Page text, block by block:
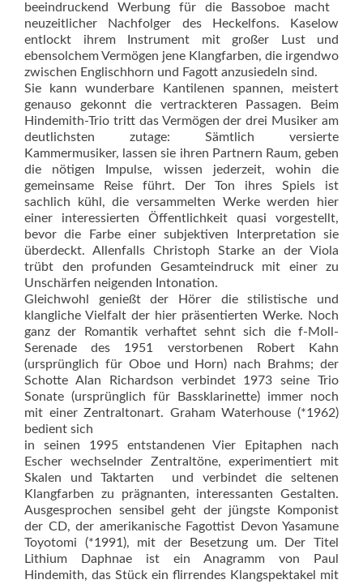
beeindruckend Werbung für die Bassoboe macht 
neuzeitlicher Nachfolger des Heckelfons. Kaselow
entlockt ihrem Instrument mit großer Lust und
ebensolchem Vermögen jene Klangfarben, die irgendwo
zwischen Englischhorn und Fagott anzusiedeln sind.
Sie kann wunderbare Kantilenen spannen, meistert
genauso gekonnt die vertrackteren Passagen. Beim
Hindemith-Trio tritt das Vermögen der drei Musiker am
deutlichsten zutage: Sämtlich versierte
Kammermusiker, lassen sie ihren Partnern Raum, geben
die nötigen Impulse, wissen jederzeit, wohin die
gemeinsame Reise führt. Der Ton ihres Spiels ist
sachlich kühl, die versammelten Werke werden hier
einer interessierten Öffentlichkeit quasi vorgestellt,
bevor die Farbe einer subjektiven Interpretation sie
überdeckt. Allenfalls Christoph Starke an der Viola
trübt den profunden Gesamteindruck mit einer zu
Unschärfen neigenden Intonation.
Gleichwohl genießt der Hörer die stilistische und
klangliche Vielfalt der hier präsentierten Werke. Noch
ganz der Romantik verhaftet sehnt sich die f-Moll-
Serenade des 1951 verstorbenen Robert Kahn
(ursprünglich für Oboe und Horn) nach Brahms; der
Schotte Alan Richardson verbindet 1973 seine Trio
Sonate (ursprünglich für Bassklarinette) immer noch
mit einer Zentraltonart. Graham Waterhouse (*1962)
bedient sich
in seinen 1995 entstandenen Vier Epitaphen nach
Escher wechselnder Zentraltöne, experimentiert mit
Skalen und Taktarten  und verbindet die seltenen
Klangfarben zu prägnanten, interessanten Gestalten.
Ausgesprochen sensibel geht der jüngste Komponist
der CD, der amerikanische Fagottist Devon Yasamune
Toyotomi (*1991), mit der Besetzung um. Der Titel
Lithium Daphnae ist ein Anagramm von Paul
Hindemith, das Stück ein flirrendes Klangspektakel mit